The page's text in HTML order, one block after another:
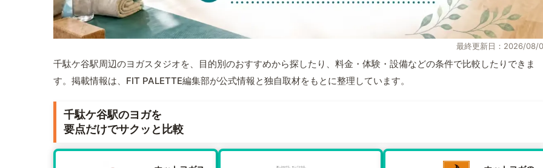
最終更新日：2026/08/
千駄ケ谷駅周辺のヨガスタジオを、目的別のおすすめから探したり、料金・体験・設備などの条件で比較したりできま
す。掲載情報は、FIT PALETTE編集部が公式情報と独自取材をもとに整理しています。
千駄ケ谷駅のヨガを
要点だけでサクッと比較